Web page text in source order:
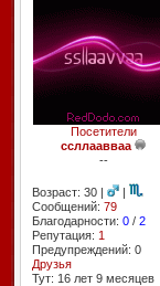
Посетители
ссллаавваа
--
Возраст: 30 |
|
Сообщений: 79
Благодарности: 0/ 2
Репутация: 1
Предупреждений: 0
Друзья
Тут: 16 лет 9 месяцев